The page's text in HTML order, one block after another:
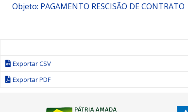
Objeto: PAGAMENTO RESCISÃO DE CONTRATO
Exportar CSV
Exportar PDF